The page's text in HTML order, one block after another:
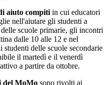
aiuto compiti in cui educatori
nell'aiutare gli studenti a
scuole primarie, gli incontri
dalle 10 alle 12 e nel
delle scuole secondarie
il martedì e il venerdì
a partire da ottobre.
del MoMo sono rivolti ai